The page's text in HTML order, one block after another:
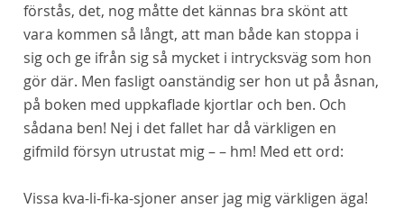
förstås, det, nog måtte det kännas bra skönt att
vara kommen så långt, att man både kan stoppa i
sig och ge ifrån sig så mycket i intrycksväg som hon
gör där. Men fasligt oanständig ser hon ut på åsnan,
på boken med uppkaflade kjortlar och ben. Och
sådana ben! Nej i detfallet har då värkligen en
gifmild försyn utrustat mig – – hm! Med ett ord:
Vissa kva-li-fi-ka-sjoner anser jag mig värkligen äga!